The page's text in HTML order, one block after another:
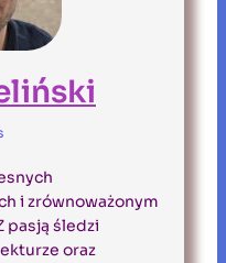
i zrównoważonym
pasją śledzi
oraz